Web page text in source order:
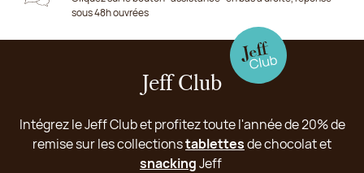
sous 48h ouvrées
Jeff Club
Intégrez le Jeff Club et profitez toute l'année de 20% de
remise sur les collectionstablettesde chocolat et
snackingJeff